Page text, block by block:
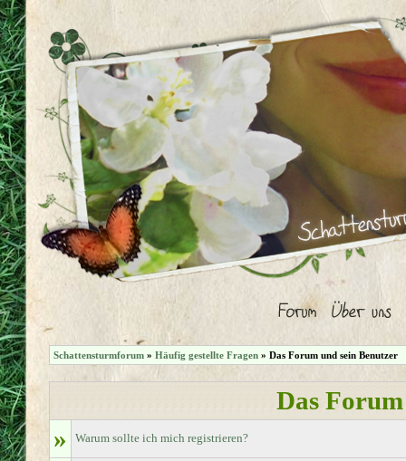
Schattensturmforum» Häufig gestellte Fragen» Das Forum und sein Benutzer
Das
»
Warum sollte ich mich registrieren?